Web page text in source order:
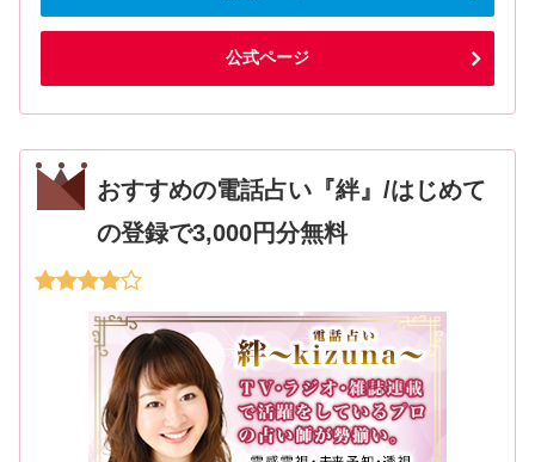
公式ページ
おすすめの電話占い『絆』/はじめて
の登録で3,000円分無料